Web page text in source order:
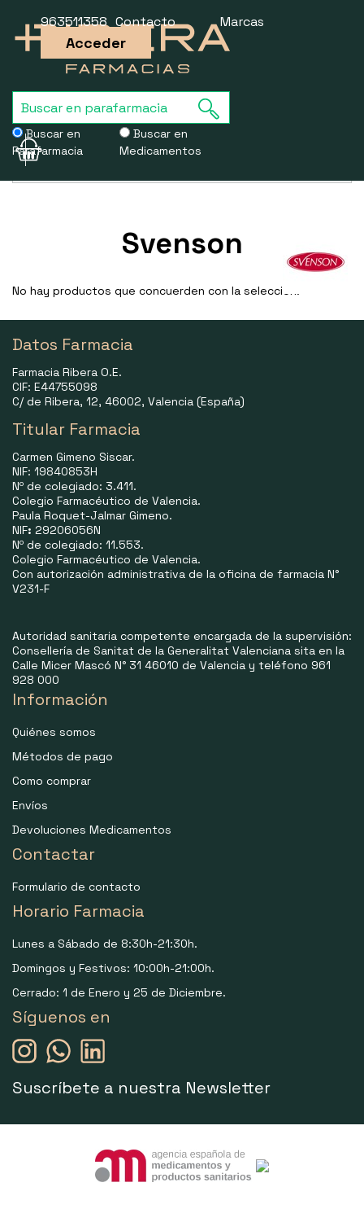
Buscar en
Parafarmacia
Buscar en
Medicamentos
963511358 Contacto Marcas
Acceder
Usamos cookies para mejorar la experiencia de la web. Si sigues
Svenson
No hay productos que concuerden con la selección.
Datos Farmacia
Farmacia Ribera O.E.
CIF: E44755098
C/ de Ribera, 12, 46002, Valencia (España)
Titular Farmacia
Carmen Gimeno Siscar.
NIF: 19840853H
Nº de colegiado: 3.411.
Colegio Farmacéutico de Valencia.
Paula Roquet-Jalmar Gimeno.
NIF: 29206056N
Nº de colegiado: 11.553.
Colegio Farmacéutico de Valencia.
Con autorización administrativa de la oficina de farmacia N°
V231-F
Autoridad sanitaria competente encargada de la supervisión:
Consellería de Sanitat de la Generalitat Valenciana sita en la
Calle Micer Mascó N° 31 46010 de Valencia y teléfono 961
928 000
Información
Quiénes somos
Métodos de pago
Como comprar
Envíos
Devoluciones Medicamentos
Contactar
Formulario de contacto
Horario Farmacia
Lunes a Sábado de 8:30h-21:30h.
Domingos y Festivos: 10:00h-21:00h.
Cerrado: 1 de Enero y 25 de Diciembre.
Síguenos en
Suscríbete a nuestra Newsletter